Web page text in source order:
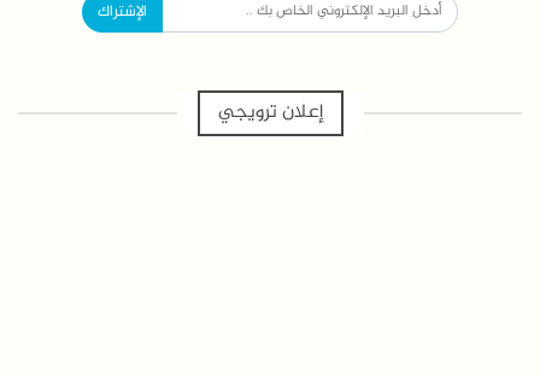
الإشتراك
إعلان ترويجي